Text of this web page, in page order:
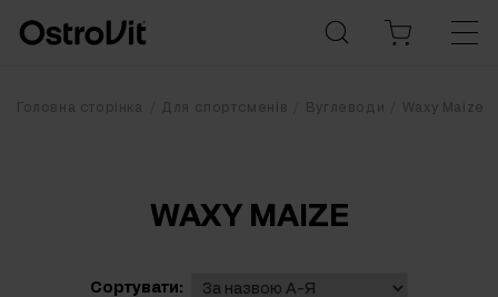
Головна сторінка Для спортсменів Вуглеводи Waxy Maize
WAXY MAIZE
Сортувати: